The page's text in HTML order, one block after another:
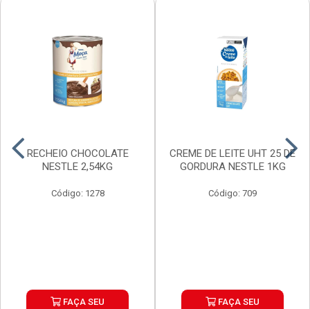
RECHEIO CHOCOLATE
NESTLE 2,54KG
Código: 1278
FAÇA SEU
CREME DE LEITE UHT 25 DE
GORDURA NESTLE 1KG
Código: 709
FAÇA SEU